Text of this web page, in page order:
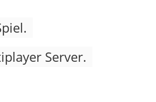
Server.